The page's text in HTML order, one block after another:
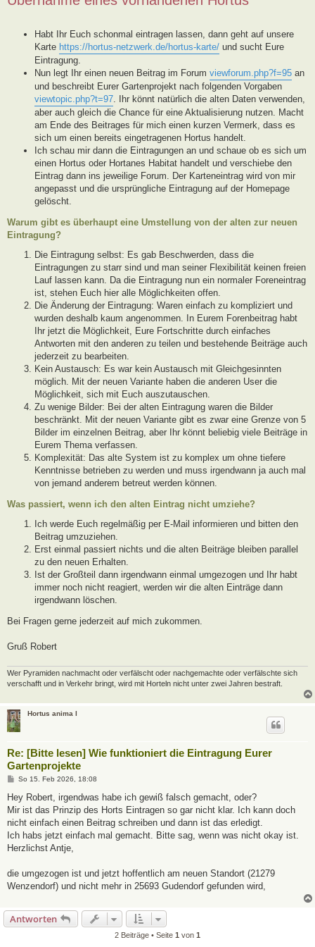
Habt Ihr Euch schonmal eintragen lassen, dann geht auf unsere
Karte https://hortus-netzwerk.de/hortus-karte/ und sucht Eure
Eintragung.
Nun legt Ihr einen neuen Beitrag im Forum viewforum.php?f=95 an
und beschreibt Eurer Gartenprojekt nach folgenden Vorgaben
viewtopic.php?t=97. Ihr könnt natürlich die alten Daten verwenden,
aber auch gleich die Chance für eine Aktualisierung nutzen. Macht
am Ende des Beitrages für mich einen kurzen Vermerk, dass es
sich um einen bereits eingetragenen Hortus handelt.
Ich schau mir dann die Eintragungen an und schaue ob es sich um
einen Hortus oder Hortanes Habitat handelt und verschiebe den
Eintrag dann ins jeweilige Forum. Der Karteneintrag wird von mir
angepasst und die ursprüngliche Eintragung auf der Homepage
gelöscht.
Warum gibt es überhaupt eine Umstellung von der alten zur neuen
Eintragung?
Die Eintragung selbst: Es gab Beschwerden, dass die
Eintragungen zu starr sind und man seiner Flexibilität keinen freien
Lauf lassen kann. Da die Eintragung nun ein normaler Foreneintrag
ist, stehen Euch hier alle Möglichkeiten offen.
Die Änderung der Eintragung: Waren einfach zu kompliziert und
wurden deshalb kaum angenommen. In Eurem Forenbeitrag habt
Ihr jetzt die Möglichkeit, Eure Fortschritte durch einfaches
Antworten mit den anderen zu teilen und bestehende Beiträge auch
jederzeit zu bearbeiten.
Kein Austausch: Es war kein Austausch mit Gleichgesinnten
möglich. Mit der neuen Variante haben die anderen User die
Möglichkeit, sich mit Euch auszutauschen.
Zu wenige Bilder: Bei der alten Eintragung waren die Bilder
beschränkt. Mit der neuen Variante gibt es zwar eine Grenze von 5
Bilder im einzelnen Beitrag, aber Ihr könnt beliebig viele Beiträge in
Eurem Thema verfassen.
Komplexität: Das alte System ist zu komplex um ohne tiefere
Kenntnisse betrieben zu werden und muss irgendwann ja auch mal
von jemand anderem betreut werden können.
Was passiert, wenn ich den alten Eintrag nicht umziehe?
Ich werde Euch regelmäßig per E-Mail informieren und bitten den
Beitrag umzuziehen.
Erst einmal passiert nichts und die alten Beiträge bleiben parallel
zu den neuen Erhalten.
Ist der Großteil dann irgendwann einmal umgezogen und Ihr habt
immer noch nicht reagiert, werden wir die alten Einträge dann
irgendwann löschen.
Bei Fragen gerne jederzeit auf mich zukommen.
Gruß Robert
Wer Pyramiden nachmacht oder verfälscht oder nachgemachte oder verfälschte sich
verschafft und in Verkehr bringt, wird mit Horteln nicht unter zwei Jahren bestraft.
Hortus anima l
Re: [Bitte lesen] Wie funktioniert die Eintragung Eurer
Gartenprojekte
B
i
r
a
So 15. Feb 2026, 18:08
Hey Robert, irgendwas habe ich gewiß falsch gemacht, oder?
Mir ist das Prinzip des Horts Eintragen so gar nicht klar. Ich kann doch
nicht einfach einen Beitrag schreiben und dann ist das erledigt.
Ich habs jetzt einfach mal gemacht. Bitte sag, wenn was nicht okay ist.
Herzlichst Antje,
die umgezogen ist und jetzt hoffentlich am neuen Standort (21279
Wenzendorf) und nicht mehr in 25693 Gudendorf gefunden wird,
Antworten
2 Beiträge • Seite 1 von 1